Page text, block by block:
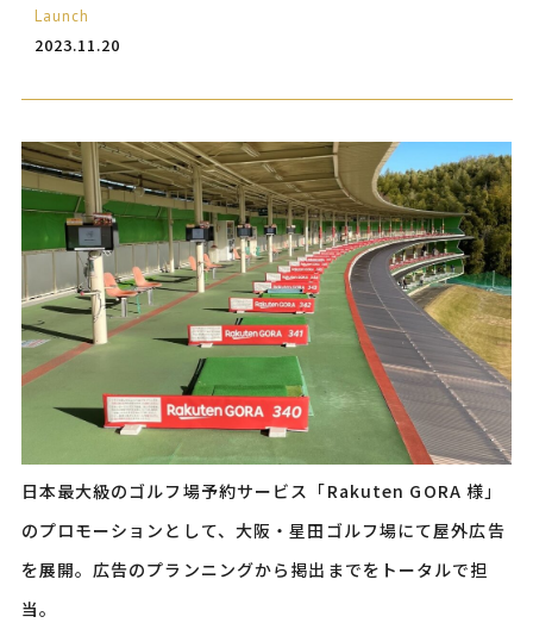
Launch
2023.11.20
日本最大級のゴルフ場予約サービス「Rakuten GORA 様」
のプロモーションとして、大阪・星田ゴルフ場にて屋外広告
を展開。広告のプランニングから掲出までをトータルで担
当。